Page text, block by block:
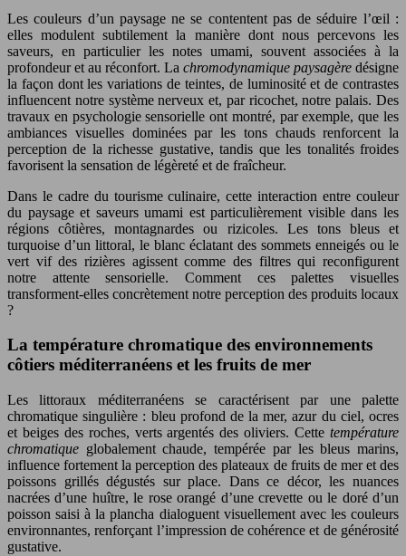
Les couleurs d’un paysage ne se contentent pas de séduire l’œil :
elles modulent subtilement la manière dont nous percevons les
saveurs, en particulier les notes umami, souvent associées à la
profondeur et au réconfort. La chromodynamique paysagère désigne
la façon dont les variations de teintes, de luminosité et de contrastes
influencent notre système nerveux et, par ricochet, notre palais. Des
travaux en psychologie sensorielle ont montré, par exemple, que les
ambiances visuelles dominées par les tons chauds renforcent la
perception de la richesse gustative, tandis que les tonalités froides
favorisent la sensation de légèreté et de fraîcheur.
Dans le cadre du tourisme culinaire, cette interaction entre couleur
du paysage et saveurs umami est particulièrement visible dans les
régions côtières, montagnardes ou rizicoles. Les tons bleus et
turquoise d’un littoral, le blanc éclatant des sommets enneigés ou le
vert vif des rizières agissent comme des filtres qui reconfigurent
notre attente sensorielle. Comment ces palettes visuelles
transforment-elles concrètement notre perception des produits locaux
?
La température chromatique des environnements
côtiers méditerranéens et les fruits de mer
Les littoraux méditerranéens se caractérisent par une palette
chromatique singulière : bleu profond de la mer, azur du ciel, ocres
et beiges des roches, verts argentés des oliviers. Cette température
chromatique globalement chaude, tempérée par les bleus marins,
influence fortement la perception des plateaux de fruits de mer et des
poissons grillés dégustés sur place. Dans ce décor, les nuances
nacrées d’une huître, le rose orangé d’une crevette ou le doré d’un
poisson saisi à la plancha dialoguent visuellement avec les couleurs
environnantes, renforçant l’impression de cohérence et de générosité
gustative.